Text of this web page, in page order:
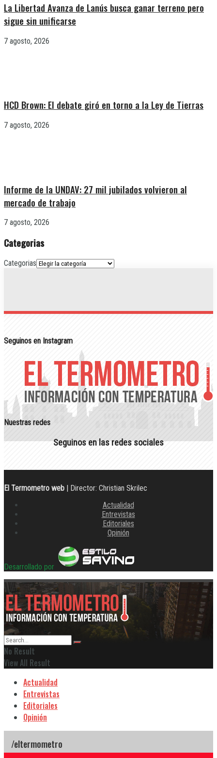
La Libertad Avanza de Lanús busca ganar terreno pero
sigue sin unificarse
7 agosto, 2026
HCD Brown: El debate giró en torno a la Ley de Tierras
7 agosto, 2026
Informe de la UNDAV: 27 mil jubilados volvieron al
mercado de trabajo
7 agosto, 2026
Categorias
Categorias
Seguinos en Instagram
Nuestras redes
Seguinos en las redes sociales
El Termometro web | Director: Christian Skrilec
Actualidad
Entrevistas
Editoriales
Opinión
Desarrollado por
No Result
View All Result
Actualidad
Entrevistas
Editoriales
Opinión